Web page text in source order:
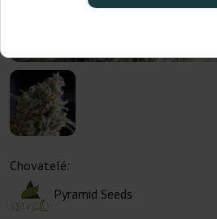
Chovatelé:
Pyramid Seeds